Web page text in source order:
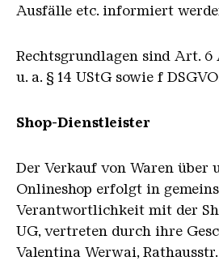
Ausfälle etc. informiert
Rechtsgrundlagen sind Art. 6
u. a. § 14 UStG sowie f
Shop-Dienstleister
Der Verkauf von Waren über
Onlineshop erfolgt in
Verantwortlichkeit mit der
UG, vertreten durch ihre
Valentina Werwai, Rathausstr.